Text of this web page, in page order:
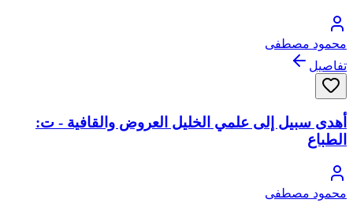
محمود مصطفى
تفاصيل
أهدى سبيل إلى علمي الخليل العروض والقافية - ت:
الطباع
محمود مصطفى